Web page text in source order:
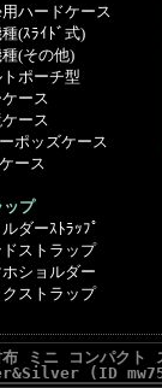
用ハードケース
(ｽﾗｲﾄﾞ式)
(その他)
ポーチ型
ース
ース
ポッズケース
ース
ップ
ダーｽﾄﾗｯﾌﾟ
ストラップ
ショルダー
クストラップ
布 ミニ コンパ
(ID